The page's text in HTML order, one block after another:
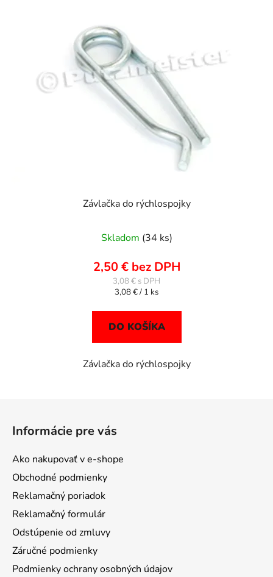
Závlačka do rýchlospojky
Skladom (34 ks)
2,50 € bez DPH
3,08 €
Jednotková
3,08 € / 1 ks
DO KOŠÍKA
Závlačka do rýchlospojky
Informácie pre vás
Ako nakupovať v e-shope
Obchodné podmienky
Reklamačný poriadok
Reklamačný formulár
Odstúpenie od zmluvy
Záručné podmienky
Podmienky ochrany osobných údajov